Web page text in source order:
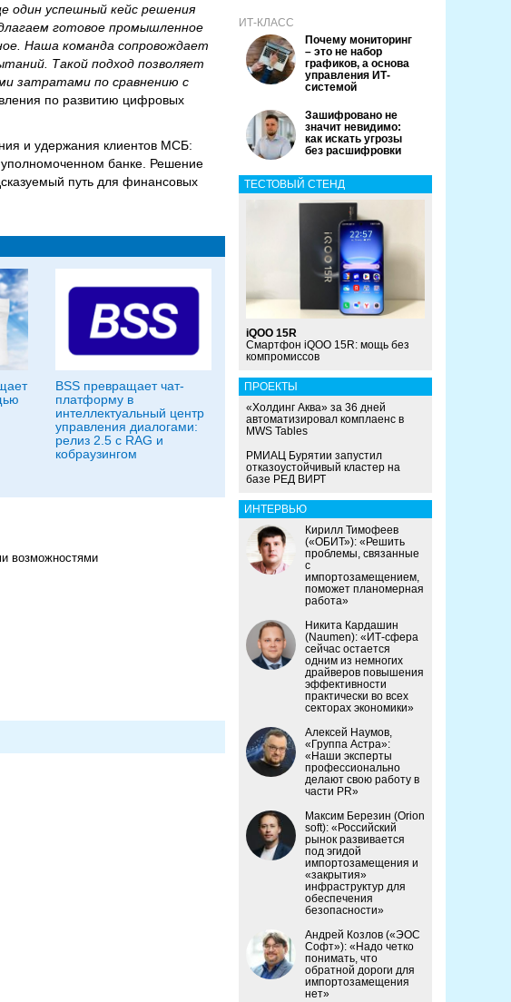
один успешный кейс решения
готовое промышленное
Наша команда сопровождает
Такой подход позволяет
затратами по сравнению с
по развитию цифровых
и удержания клиентов МСБ:
банке. Решение
путь для финансовых
BSS превращает чат-
платформу в
интеллектуальный центр
управления диалогами:
релиз 2.5 с RAG и
кобраузингом
возможностями
ИТ-КЛАСС
Почему мониторинг
– это не набор
графиков, а основа
управления ИТ-
системой
Зашифровано не
значит невидимо:
как искать угрозы
без расшифровки
ТЕСТОВЫЙ СТЕНД
iQOO 15R
Смартфон iQOO 15R: мощь без
компромиссов
ПРОЕКТЫ
«Холдинг Аква» за 36 дней
автоматизировал комплаенс в
MWS Tables
РМИАЦ Бурятии запустил
отказоустойчивый кластер на
базе РЕД ВИРТ
ИНТЕРВЬЮ
Кирилл Тимофеев
(«ОБИТ»): «Решить
проблемы, связанные
с
импортозамещением,
поможет планомерная
работа»
Никита Кардашин
(Naumen): «ИТ-сфера
сейчас остается
одним из немногих
драйверов повышения
эффективности
практически во всех
секторах экономики»
Алексей Наумов,
«Группа Астра»:
«Наши эксперты
профессионально
делают свою работу в
части PR»
Максим Березин (Orion
soft): «Российский
рынок развивается
под эгидой
импортозамещения и
«закрытия»
инфраструктур для
обеспечения
безопасности»
Андрей Козлов («ЭОС
Софт»): «Надо четко
понимать, что
обратной дороги для
импортозамещения
нет»